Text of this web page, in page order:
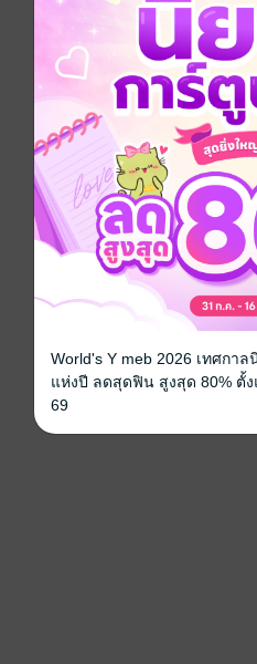
ล็อกอินเ
World's Y meb 2026 เทศกา
แห่งปี ลดสุดฟิน สูงสุด 80% ตั้
69